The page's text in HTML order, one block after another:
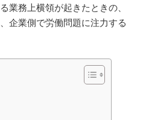
業務上横領が起きたときの、
企業側で労働問題に注力する